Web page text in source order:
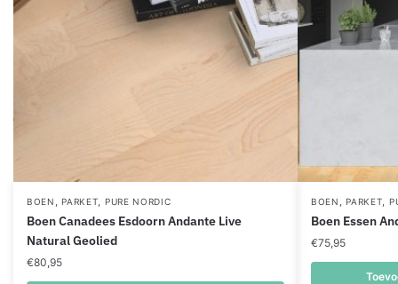
BOEN PARKET PURE NORDIC
Boen Canadees Esdoorn Andante Live
Natural Geolied
€80,95
BOEN PARKET
Boen Essen
€75,95